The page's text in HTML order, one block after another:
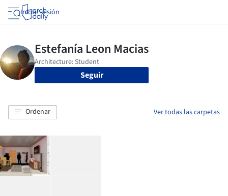
Iniciar sesión
Seguir
Ordenar Ver todas las carpetas